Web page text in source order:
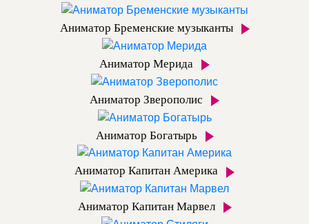
Аниматор Бременские музыканты
Аниматор Мерида
Аниматор Зверополис
Аниматор Богатырь
Аниматор Капитан Америка
Аниматор Капитан Марвел